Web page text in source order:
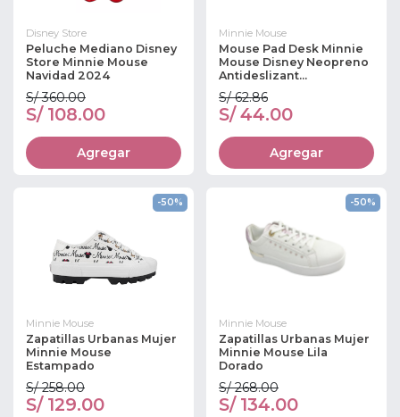
Disney Store
Peluche Mediano Disney
Store Minnie Mouse
Navidad 2024
S/ 360.00
S/ 108.00
Agregar
Minnie Mouse
Mouse Pad Desk Minnie
Mouse Disney Neopreno
Antideslizant...
S/ 62.86
S/ 44.00
Agregar
-50%
Minnie Mouse
Zapatillas Urbanas Mujer
Minnie Mouse
Estampado
S/ 258.00
S/ 129.00
-50%
Minnie Mouse
Zapatillas Urbanas Mujer
Minnie Mouse Lila
Dorado
S/ 268.00
S/ 134.00